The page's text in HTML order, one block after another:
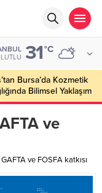
31°C
Bursa’da Kozmetik
Bilimsel Yaklaşım
Hayati Önem Taşıyor”
ve
ve FOSFA katkısı